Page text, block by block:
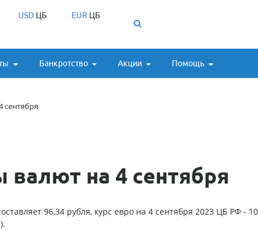
USDЦБ EUR ЦБ
Банкротство Акции Помощь
сентября
на 4 сентября
96,34 рубля, курс евро на 4 сентября 2023 ЦБ РФ -